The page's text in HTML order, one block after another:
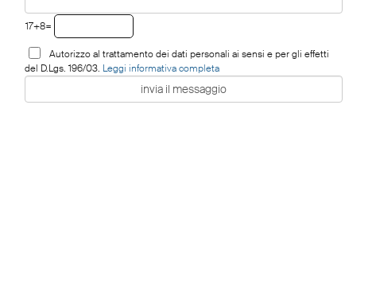
17+8=
Autorizzo al trattamento dei dati personali ai sensi e per gli effetti
del D.Lgs. 196/03. Leggi informativa completa